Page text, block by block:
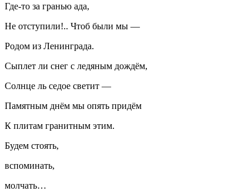
Где-то за гранью ада,
Не отступили!.. Чтоб были мы —
Родом из Ленинграда.
Сыплет ли снег с ледяным дождём,
Солнце ль седое светит —
Памятным днём мы опять придём
К плитам гранитным этим.
Будем стоять,
вспоминать,
молчать…